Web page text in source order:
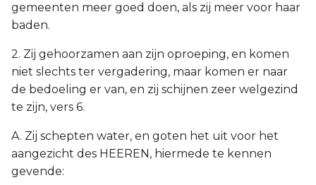
gemeenten meer goed doen, als zij meer voor haar
baden.
2. Zij gehoorzamen aan zijn oproeping, en komen
niet slechts ter vergadering, maar komen er naar
de bedoeling er van, en zij schijnen zeer welgezind
te zijn, vers 6.
A. Zij schepten water, en goten het uit voor het
aangezicht des HEEREN, hiermede te kennen
gevende: